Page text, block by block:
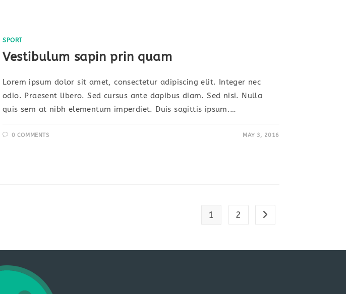
SPORT
Vestibulum sapin prin quam
Lorem ipsum dolor sit amet, consectetur adipiscing elit. Integer nec
odio. Praesent libero. Sed cursus ante dapibus diam. Sed nisi. Nulla
quis sem at nibh elementum imperdiet. Duis sagittis ipsum.…
0 COMMENTS MAY 3, 2016
1 2 Go to the next page